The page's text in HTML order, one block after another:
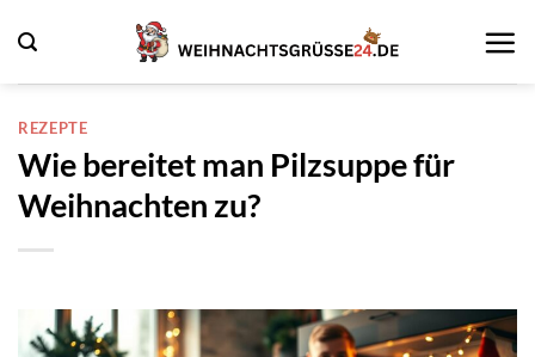
Inhalt
springen
REZEPTE
Wie bereitet man Pilzsuppe für
Weihnachten zu?